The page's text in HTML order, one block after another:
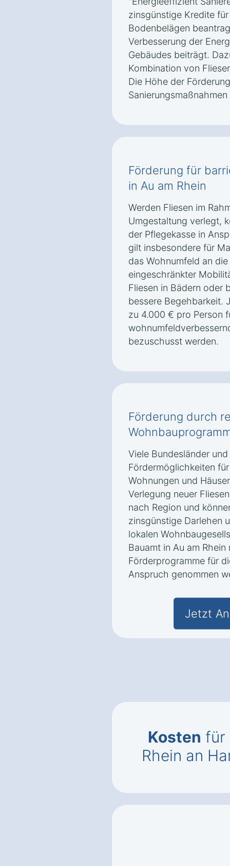
zinsgünstige Kredite
Bodenbelägen
Verbesserung der
Gebäudes beiträgt.
Kombination von
Die Höhe der
Sanierungsmaßnahmen
Förderung für
in Au am Rhein
Werden Fliesen im
Umgestaltung verlegt,
der Pflegekasse in
gilt insbesondere für
das Wohnumfeld an
eingeschränkter
Fliesen in Bädern oder
bessere Begehbarkeit.
zu 4.000 € pro Person
bezuschusst werden.
Förderung durch
Viele Bundesländer
Fördermöglichkeiten
Wohnungen und
Verlegung neuer
nach Region und
zinsgünstige Darlehen
lokalen
Bauamt in Au am
Förderprogramme für
Anspruch genommen
Jetzt
Kosten für
Rhein an